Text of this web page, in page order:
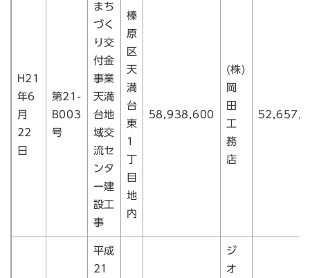
H21
年6
月
22
日
第21-
B003
号
まち
づく
り交
付金
事業
天満
台地
域交
流セ
ンタ
ー建
設工
事
榛
原
区
天
満
台
東
1
丁
目
地
内
58,938,600
(株)
岡
田
工
務
店
平成
21
ジ
オ